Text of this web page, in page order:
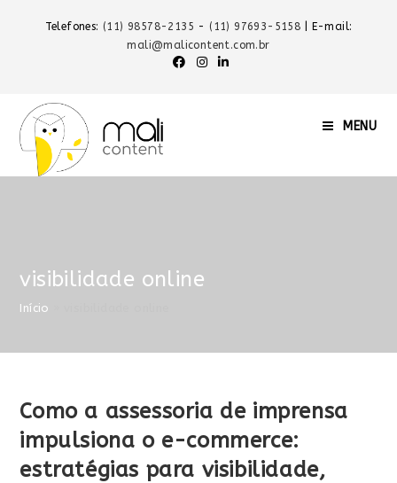
Telefones: (11) 98578-2135 - (11) 97693-5158
| E-mail:
mali@malicontent.com.br
MENU
visibilidade online
Início
Como a assessoria de imprensa
impulsiona o e-commerce:
estratégias para visibilidade,